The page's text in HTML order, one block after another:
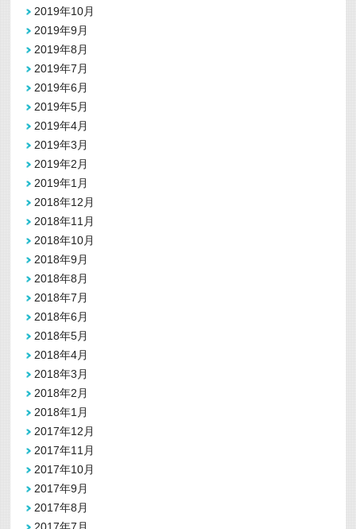
2019年10月
2019年9月
2019年8月
2019年7月
2019年6月
2019年5月
2019年4月
2019年3月
2019年2月
2019年1月
2018年12月
2018年11月
2018年10月
2018年9月
2018年8月
2018年7月
2018年6月
2018年5月
2018年4月
2018年3月
2018年2月
2018年1月
2017年12月
2017年11月
2017年10月
2017年9月
2017年8月